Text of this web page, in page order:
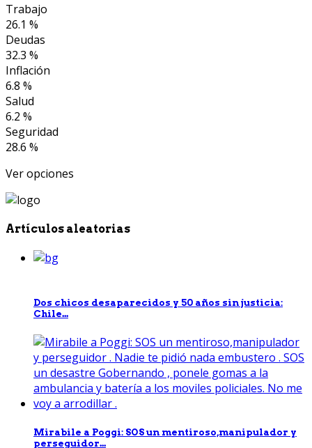
Trabajo
26.1 %
Deudas
32.3 %
Inflación
6.8 %
Salud
6.2 %
Seguridad
28.6 %
Ver opciones
Artículos aleatorias
Dos chicos desaparecidos y 50 años sin justicia:
Chile...
Mirabile a Poggi: SOS un mentiroso,manipulador y
perseguidor...